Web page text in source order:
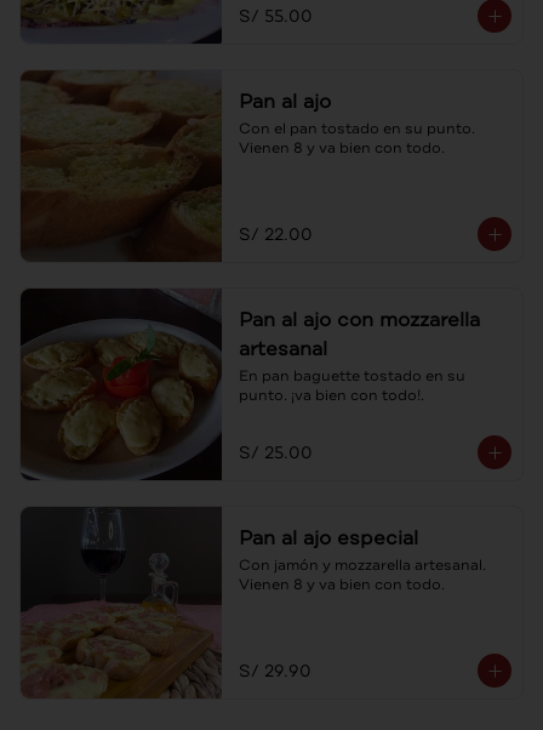
compartir.
S/ 55.00
Pan al ajo
Con el pan tostado en su punto.
Vienen 8 y va bien con todo.
S/ 22.00
Pan al ajo con mozzarella
artesanal
En pan baguette tostado en su
punto. ¡va bien con todo!.
S/ 25.00
Pan al ajo especial
Con jamón y mozzarella artesanal.
Vienen 8 y va bien con todo.
S/ 29.90